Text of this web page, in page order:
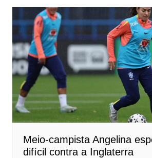
Meio-campista Angelina
difícil contra a Inglaterra